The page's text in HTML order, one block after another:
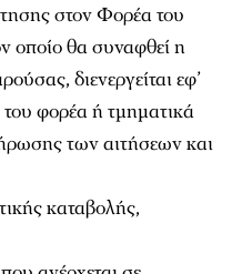
στον Φορέα του
οποίο θα συναφθεί η
διενεργείται εφ’
φορέα ή τμηματικά
των αιτήσεων και
καταβολής,